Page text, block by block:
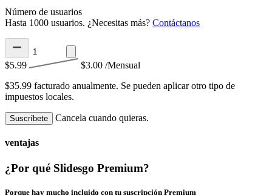
Número de usuarios
Hasta 1000 usuarios. ¿Necesitas más? Contáctanos
$5.99 $3.00 /Mensual
$35.99 facturado anualmente. Se pueden aplicar otro tipo de
impuestos locales.
Suscríbete Cancela cuando quieras.
ventajas
¿Por qué Slidesgo Premium?
Porque hay mucho incluido con tu suscripción Premium